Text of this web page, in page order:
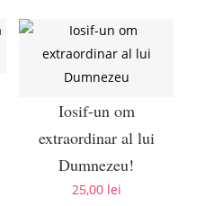
Iosif-un om
extraordinar al lui
Dumnezeu!
25,00 lei